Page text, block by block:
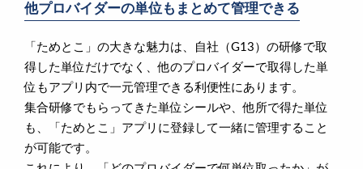
他プロバイダーの単位もまとめて管理できる
「ためとこ」の大きな魅力は、自社（G13）の研修で取
得した単位だけでなく、他のプロバイダーで取得した単
位もアプリ内で一元管理できる利便性にあります。
集合研修でもらってきた単位シールや、他所で得た単位
も、「ためとこ」アプリに登録して一緒に管理すること
が可能です。